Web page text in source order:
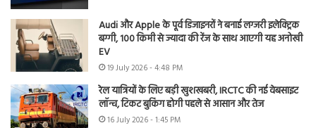
Audi और Apple के पूर्व डिजाइनरों ने बनाई लग्जरी इलेक्ट्रिक
बग्गी, 100 किमी से ज्यादा की रेंज के साथ आएगी यह अनोखी
EV
19 July 2026 - 4:48 PM
रेल यात्रियों के लिए बड़ी खुशखबरी, IRCTC की नई वेबसाइट
लॉन्च, टिकट बुकिंग होगी पहले से आसान और तेज
16 July 2026 - 1:45 PM